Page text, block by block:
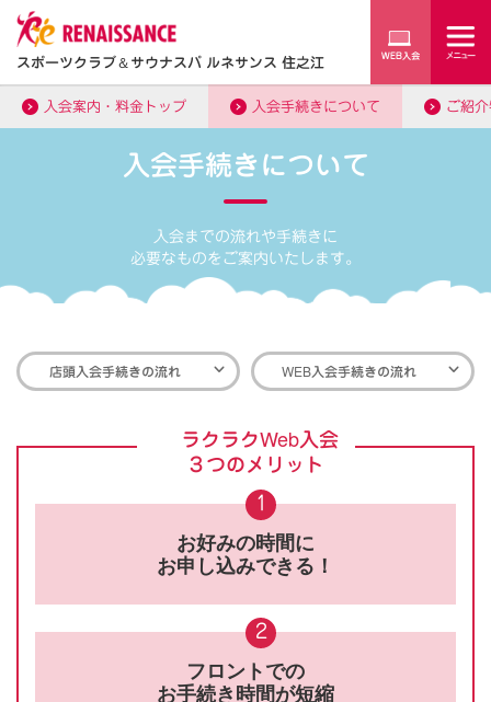
スポーツクラブ＆サウナスパ ルネサンス 住之江
入会案内・料金トップ 入会手続きについて ご紹
入会手続きについて
入会までの流れや手続きに
必要なものをご案内いたします。
店頭入会手続きの流れ WEB入会手続きの流れ
ラクラクWeb入会
３つのメリット
1
お好みの時間に
お申し込みできる！
2
フロントでの
お手続き時間が短縮